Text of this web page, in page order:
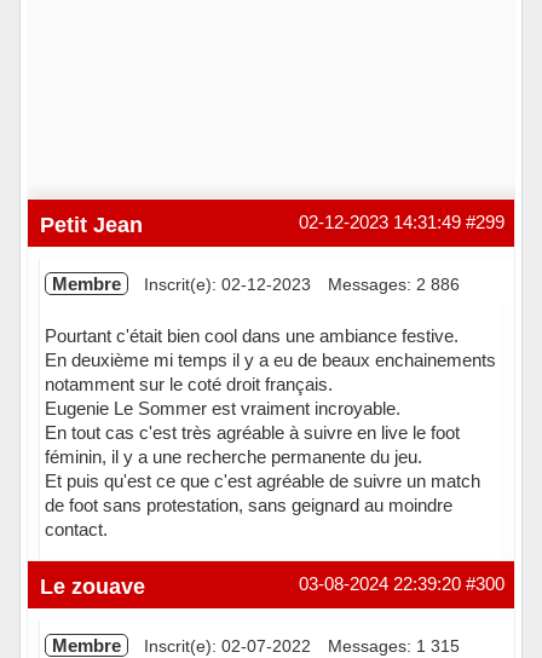
#299
02-12-2023 14:31:49
Petit Jean
Membre Inscrit(e): 02-12-2023 Messages: 2 886
Pourtant c'était bien cool dans une ambiance festive.
En deuxième mi temps il y a eu de beaux enchainements
notamment sur le coté droit français.
Eugenie Le Sommer est vraiment incroyable.
En tout cas c'est très agréable à suivre en live le foot
féminin, il y a une recherche permanente du jeu.
Et puis qu'est ce que c'est agréable de suivre un match
de foot sans protestation, sans geignard au moindre
contact.
Hors ligne #300
03-08-2024 22:39:20
Le zouave
Membre Inscrit(e): 02-07-2022 Messages: 1 315